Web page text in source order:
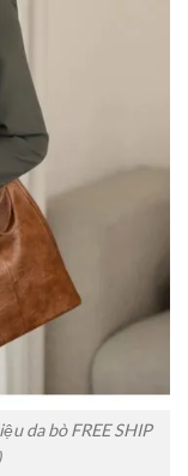
da bò FREE SHIP